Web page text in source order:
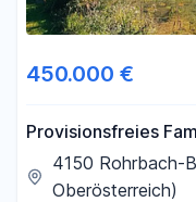
450.000 €
Provisionsfreies
Stadtrandlage
4150 Rohrbach-
Oberösterreich)